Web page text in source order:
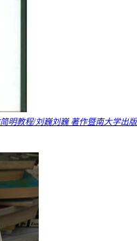
明教程/刘巍刘巍 著作暨南大学出版